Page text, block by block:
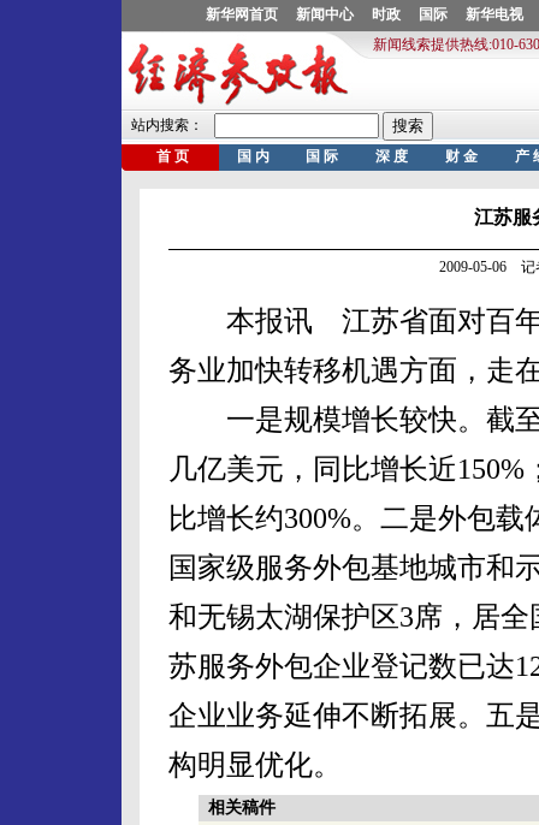
江苏服
2009-05-06 记
本报讯 江苏省面对百年
务业加快转移机遇方面，走
一是规模增长较快。截至
几亿美元，同比增长近
比增长约300%。二是外包
国家级服务外包基地城市和
和无锡太湖保护区3席，居
苏服务外包企业登记数已达
企业业务延伸不断拓展。五
构明显优化。
相关稿件